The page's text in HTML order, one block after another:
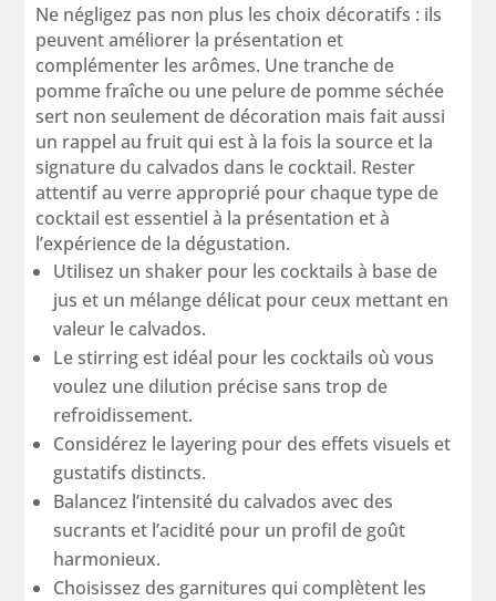
Ne négligez pas non plus les choix décoratifs : ils
peuvent améliorer la présentation et
complémenter les arômes. Une tranche de
pomme fraîche ou une pelure de pomme séchée
sert non seulement de décoration mais fait aussi
un rappel au fruit qui est à la fois la source et la
signature du calvados dans le cocktail. Rester
attentif au verre approprié pour chaque type de
cocktail est essentiel à la présentation et à
l’expérience de la dégustation.
Utilisez un shaker pour les cocktails à base de
jus et un mélange délicat pour ceux mettant en
valeur le calvados.
Le stirring est idéal pour les cocktails où vous
voulez une dilution précise sans trop de
refroidissement.
Considérez le layering pour des effets visuels et
gustatifs distincts.
Balancez l’intensité du calvados avec des
sucrants et l’acidité pour un profil de goût
harmonieux.
Choisissez des garnitures qui complètent les